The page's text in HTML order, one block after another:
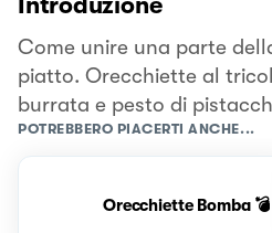
Come unire una parte
piatto. Orecchiette al
burrata e pesto di
POTREBBERO PIACERTI ANCHE...
Orecchiette Bomba 💣